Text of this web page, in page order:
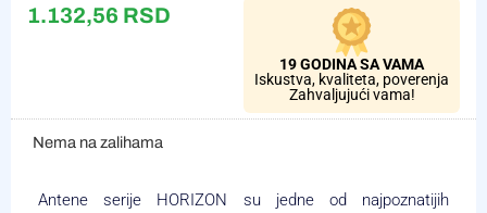
1.132,56 RSD
19 GODINA SA VAMA
Iskustva, kvaliteta, poverenja
Zahvaljujući vama!
Nema na zalihama
Antene serije HORIZON su jedne od najpoznatijih